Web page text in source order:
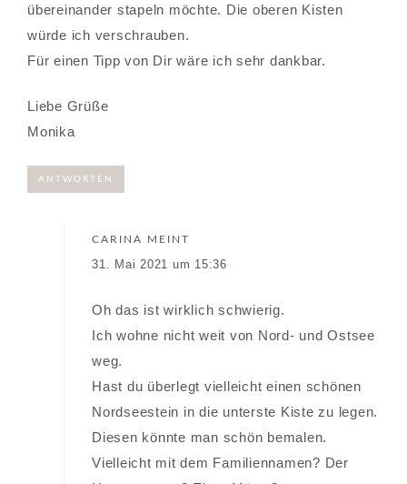
übereinander stapeln möchte. Die oberen Kisten
würde ich verschrauben.
Für einen Tipp von Dir wäre ich sehr dankbar.
Liebe Grüße
Monika
ANTWORTEN
CARINA MEINT
31. Mai 2021 um 15:36
Oh das ist wirklich schwierig.
Ich wohne nicht weit von Nord- und Ostsee
weg.
Hast du überlegt vielleicht einen schönen
Nordseestein in die unterste Kiste zu legen.
Diesen könnte man schön bemalen.
Vielleicht mit dem Familiennamen? Der